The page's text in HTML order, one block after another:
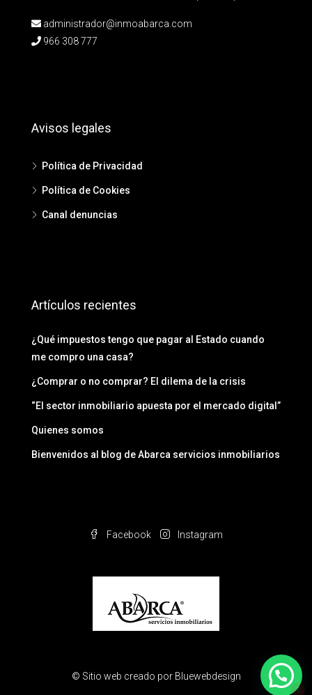
administrador@inmoabarca.com
966 308 777
Avisos legales
Política de Privacidad
Política de Cookies
Canal denuncias
Artículos recientes
¿Qué impuestos tengo que pagar al Estado cuando
me compro una casa?
¿Comprar o no comprar? El dilema de la crisis
“El sector inmobiliario apuesta por el mercado digital”
Quienes somos
Bienvenidos al blog de Abarca servicios inmobiliarios
Facebook Instagram
© Sitio web creado por Bluewebdesign